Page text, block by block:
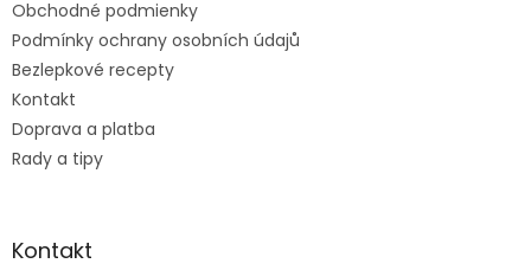
e
Obchodné podmienky
Podmínky ochrany osobních údajů
Bezlepkové recepty
Kontakt
Doprava a platba
Rady a tipy
Kontakt